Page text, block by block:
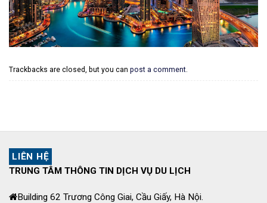
Trackbacks are closed, but you can post a comment.
LIÊN HỆ
TRUNG TÂM THÔNG TIN DỊCH VỤ DU LỊCH
Building 62 Trương Công Giai, Cầu Giấy, Hà Nội.